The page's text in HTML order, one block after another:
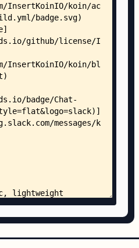
annotations.md
android/
advanced-patterns.md
best-practices.md
binding-patterns.md
entry-points.md
fragment-factory.md
get-instances.md
hilt-migration.md
instrumented-testing.md
multi-module.md
r8-proguard.md
scope.md
start.md
workmanager.md